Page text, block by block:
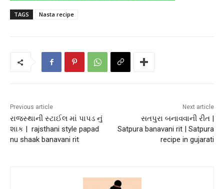
TAGS Nasta recipe
Previous article
રાજસ્થાની સ્ટાઈલ માં પાપડ નું
શાક | rajsthani style papad
nu shaak banavani rit
Next article
સતપુરા બનાવવાની રીત |
Satpura banavani rit | Satpura
recipe in gujarati